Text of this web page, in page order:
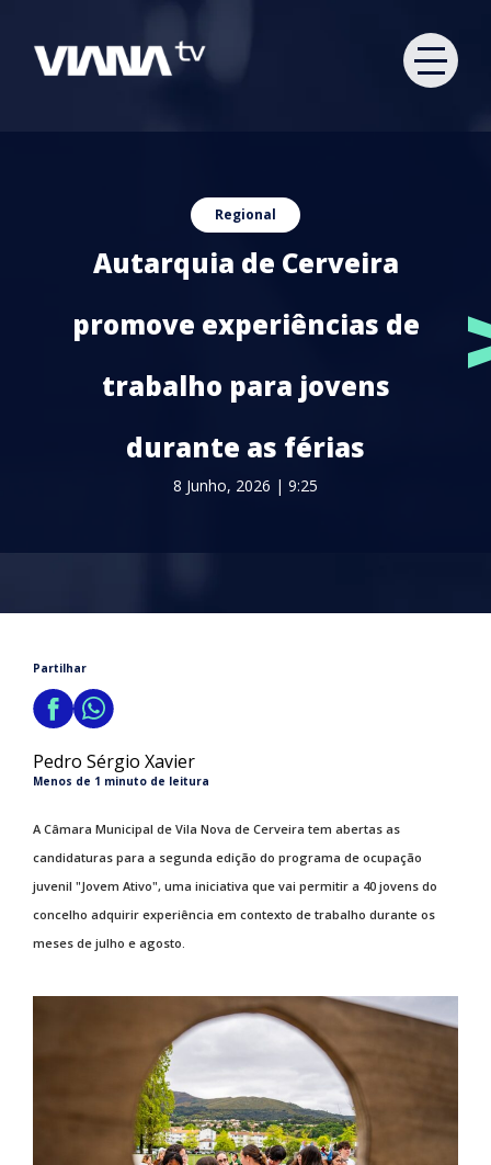
Regional
Autarquia de Cerveira
promove experiências de
trabalho para jovens
durante as férias
8 Junho, 2026 | 9:25
Partilhar
Pedro Sérgio Xavier
Menos de 1 minuto de leitura
A Câmara Municipal de Vila Nova de Cerveira tem abertas as
candidaturas para a segunda edição do programa de ocupação
juvenil "Jovem Ativo", uma iniciativa que vai permitir a 40 jovens do
concelho adquirir experiência em contexto de trabalho durante os
meses de julho e agosto.